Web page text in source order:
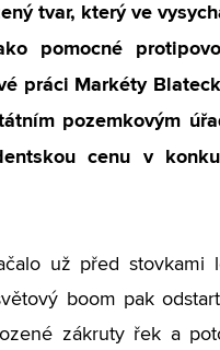
tvar, který ve
pomocné
práci Markéty
pozemkovým
cenu v
už před
boom pak
zákruty řek a